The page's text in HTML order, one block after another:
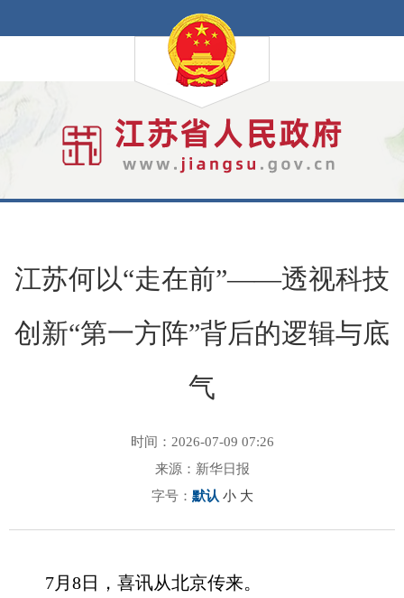
江苏何以“走在前”——透视科技
创新“第一方阵”背后的逻辑与底
气
时间：2026-07-09 07:26
来源：新华日报
字号： 默认 小 大
7月8日，喜讯从北京传来。